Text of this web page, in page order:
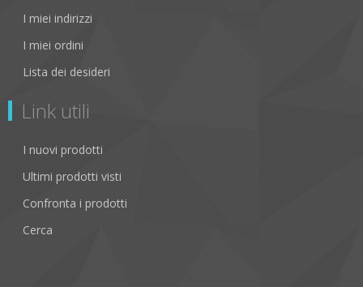
I miei indirizzi
I miei ordini
Lista dei desideri
Link utili
I nuovi prodotti
Ultimi prodotti visti
Confronta i prodotti
Cerca